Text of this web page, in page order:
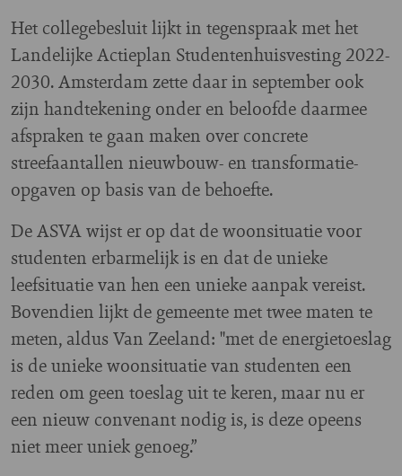
Het collegebesluit lijkt in tegenspraak met het
Landelijke Actieplan Studentenhuisvesting 2022-
2030. Amsterdam zette daar in september ook
zijn handtekening onder en beloofde daarmee
afspraken te gaan maken over concrete
streefaantallen nieuwbouw- en transformatie-
opgaven op basis van de behoefte.
De ASVA wijst er op dat de woonsituatie voor
studenten erbarmelijk is en dat de unieke
leefsituatie van hen een unieke aanpak vereist.
Bovendien lijkt de gemeente met twee maten te
meten, aldus Van Zeeland: "met de energietoeslag
is de unieke woonsituatie van studenten een
reden om geen toeslag uit te keren, maar nu er
een nieuw convenant nodig is, is deze opeens
niet meer uniek genoeg.”